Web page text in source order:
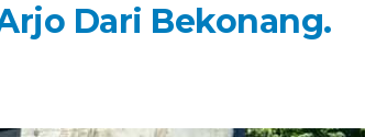
Dari Bekonang.